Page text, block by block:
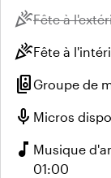
celebrationIndisponible
Fête à
celebrationFête à
speaker_groupGroupe de
mic Micros
music_note Musique
01:00